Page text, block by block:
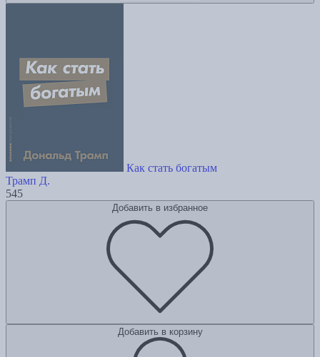
Как стать богатым
Трамп Д.
545
Добавить в избранное
Добавить в корзину